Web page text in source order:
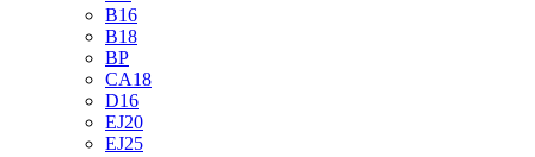
B16
B18
BP
CA18
D16
EJ20
EJ25